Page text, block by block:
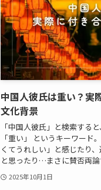
中国人彼氏は重い？実
文化背景
「中国人彼氏」と検索する
「重い」 というキーワード
くてうれしい」と感じたり
と思ったり…まさに賛否両
2025年10月1日